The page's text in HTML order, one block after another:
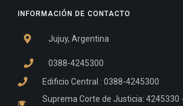
INFORMACIÓN DE CONTACTO
Jujuy, Argentina
0388-4245300
Edificio Central : 0388-4245300
Suprema Corte de Justicia: 4245330